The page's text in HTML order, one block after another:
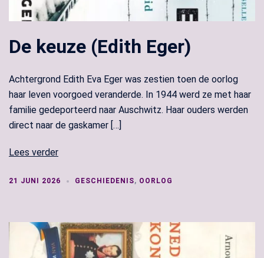
De keuze (Edith Eger)
Achtergrond Edith Eva Eger was zestien toen de oorlog
haar leven voorgoed veranderde. In 1944 werd ze met haar
familie gedeporteerd naar Auschwitz. Haar ouders werden
direct naar de gaskamer […]
Lees verder
21 JUNI 2026 GESCHIEDENIS, OORLOG